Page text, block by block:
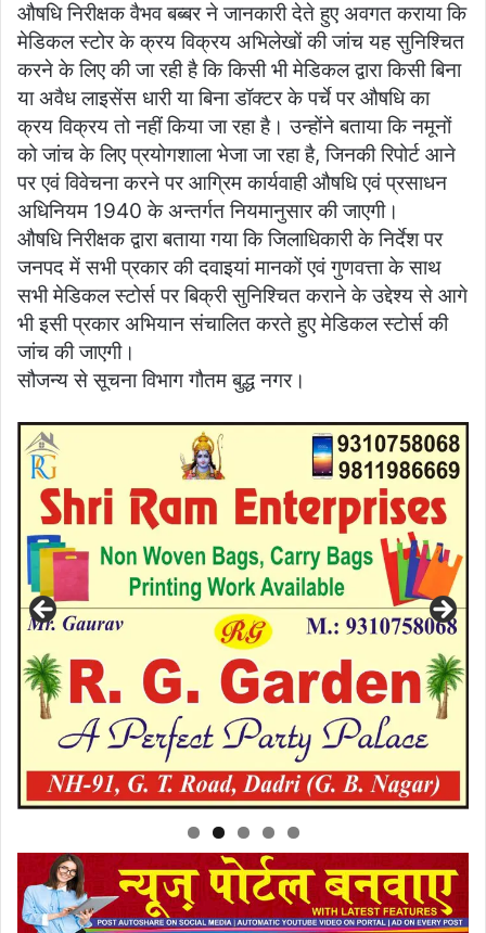
औषधि निरीक्षक वैभव बब्बर ने जानकारी देते हुए अवगत कराया कि
मेडिकल स्टोर के क्रय विक्रय अभिलेखों की जांच यह सुनिश्चित
करने के लिए की जा रही है कि किसी भी मेडिकल द्वारा किसी बिना
या अवैध लाइसेंस धारी या बिना डॉक्टर के पर्चे पर औषधि का
क्रय विक्रय तो नहीं किया जा रहा है। उन्होंने बताया कि नमूनों
को जांच के लिए प्रयोगशाला भेजा जा रहा है, जिनकी रिपोर्ट आने
पर एवं विवेचना करने पर आग्रिम कार्यवाही औषधि एवं प्रसाधन
अधिनियम 1940 के अन्तर्गत नियमानुसार की जाएगी।
औषधि निरीक्षक द्वारा बताया गया कि जिलाधिकारी के निर्देश पर
जनपद में सभी प्रकार की दवाइयां मानकों एवं गुणवत्ता के साथ
सभी मेडिकल स्टोर्स पर बिक्री सुनिश्चित कराने के उद्देश्य से आगे
भी इसी प्रकार अभियान संचालित करते हुए मेडिकल स्टोर्स की
जांच की जाएगी।
सौजन्य से सूचना विभाग गौतम बुद्ध नगर।